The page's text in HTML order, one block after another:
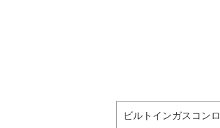
ビルトインガスコンロ